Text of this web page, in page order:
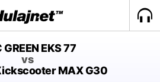
GREEN EKS 77
vs
MAX G30